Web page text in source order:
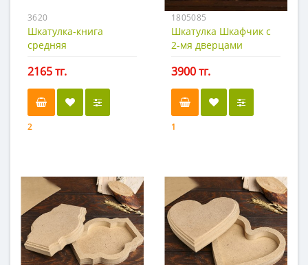
3620
Шкатулка-книга
средняя
2165 тг.
2
1805085
Шкатулка Шкафчик с
2-мя дверцами
3900 тг.
1